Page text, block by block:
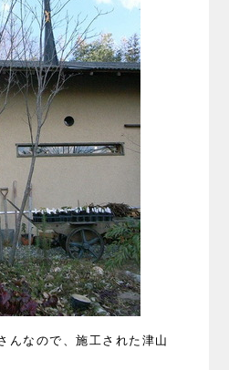
んなので、施工された津山